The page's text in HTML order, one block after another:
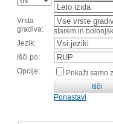
Vrsta
gradiva:
starem in
Jezik:
Išči po:
Opcije:
Prikaži samo
Ponastavi